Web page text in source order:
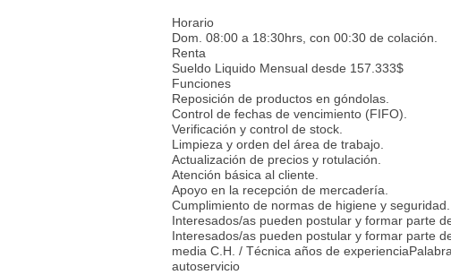
Horario
Dom. 08:00 a 18:30hrs, con 00:30 de colación.
Renta
Sueldo Liquido Mensual desde 157.333$
Funciones
Reposición de productos en góndolas.
Control de fechas de vencimiento (FIFO).
Verificación y control de stock.
Limpieza y orden del área de trabajo.
Actualización de precios y rotulación.
Atención básica al cliente.
Apoyo en la recepción de mercadería.
Cumplimiento de normas de higiene y seguridad.
Interesados/as pueden postular y formar parte
Interesados/as pueden postular y formar parte
media C.H. / Técnica años de
autoservicio